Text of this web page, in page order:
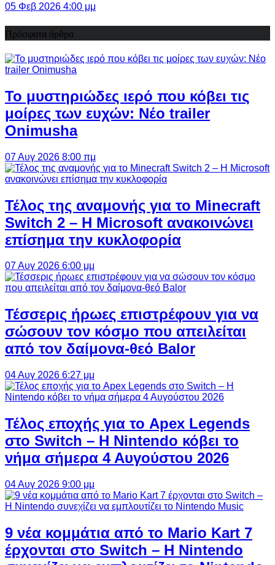
05 Φεβ 2026 4:00 μμ
Πρόσφατα άρθρα
Το μυστηριώδες ιερό που κόβει τις
μοίρες των ευχών: Νέο trailer
Onimusha
07 Αυγ 2026 8:00 πμ
Τέλος της αναμονής για το Minecraft
Switch 2 – Η Microsoft ανακοινώνει
επίσημα την κυκλοφορία
07 Αυγ 2026 6:00 μμ
Τέσσερις ήρωες επιστρέφουν για να
σώσουν τον κόσμο που απειλείται
από τον δαίμονα-θεό Balor
04 Αυγ 2026 6:27 μμ
Τέλος εποχής για το Apex Legends
στο Switch – Η Nintendo κόβει το
νήμα σήμερα 4 Αυγούστου 2026
04 Αυγ 2026 9:00 μμ
9 νέα κομμάτια από το Mario Kart 7
έρχονται στο Switch – Η Nintendo